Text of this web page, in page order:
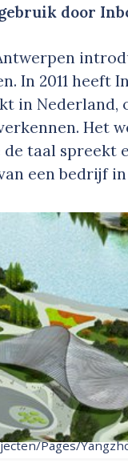
door
In 2011 heeft
in Nederland,
Het
taal spreekt
een bedrijf
Pages/